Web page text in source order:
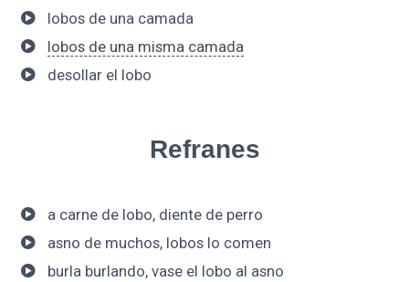
lobos de una camada
lobos de una misma camada
desollar el lobo
Refranes
a carne de lobo, diente de perro
asno de muchos, lobos lo comen
burla burlando, vase el lobo al asno